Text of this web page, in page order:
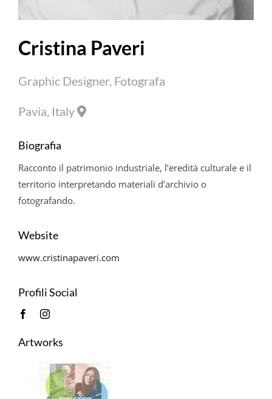
Cristina Paveri
Graphic Designer, Fotografa
Pavia, Italy
Biografia
Racconto il patrimonio industriale, l’eredità culturale e il
territorio interpretando materiali d’archivio o
fotografando.
Website
www.cristinapaveri.com
Profili Social
Artworks